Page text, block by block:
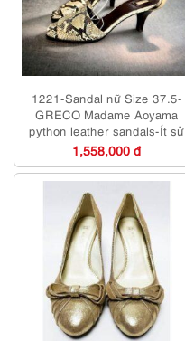
1221-Sandal nữ Size 37.5-
GRECO Madame Aoyama
python leather sandals-Ít sử
dụng/Khá mới
1,558,000 đ